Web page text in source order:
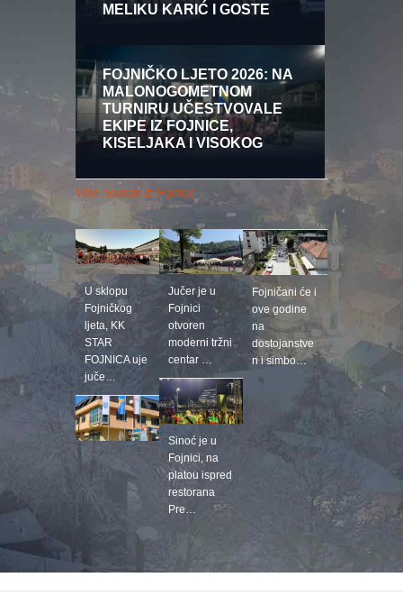
MELIKU KARIĆ I GOSTE
FOJNIČKO LJETO 2026: NA
MALONOGOMETNOM
TURNIRU UČESTVOVALE
EKIPE IZ FOJNICE,
KISELJAKA I VISOKOG
Više novosti iz Fojnice
U sklopu
Fojničkog
ljeta, KK
STAR
FOJNICA uje
juče…
Jučer je u
Fojnici
otvoren
moderni tržni
centar …
Sinoć je u
Fojnici, na
platou ispred
restorana
Pre…
Fojničani će i
ove godine
na
dostojanstve
n i simbo…